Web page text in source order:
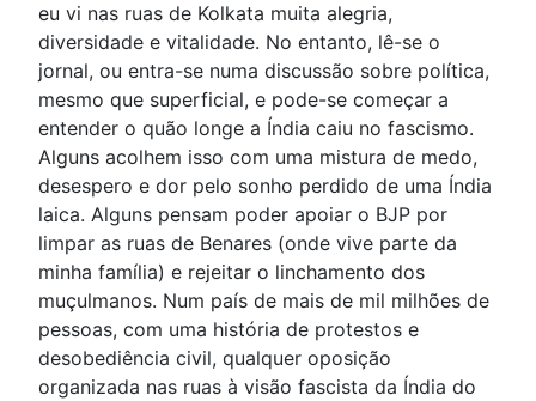
eu vi nas ruas de Kolkata muita alegria,
diversidade e vitalidade. No entanto, lê-se o
jornal, ou entra-se numa discussão sobre política,
mesmo que superficial, e pode-se começar a
entender o quão longe a Índia caiu no fascismo.
Alguns acolhem isso com uma mistura de medo,
desespero e dor pelo sonho perdido de uma Índia
laica. Alguns pensam poder apoiar o BJP por
limpar as ruas de Benares (onde vive parte da
minha família) e rejeitar o linchamento dos
muçulmanos. Num país de mais de mil milhões de
pessoas, com uma história de protestos e
desobediência civil, qualquer oposição
organizada nas ruas à visão fascista da Índia do